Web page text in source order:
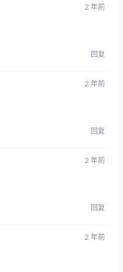
2 年前
回复
2 年前
回复
2 年前
回复
2 年前